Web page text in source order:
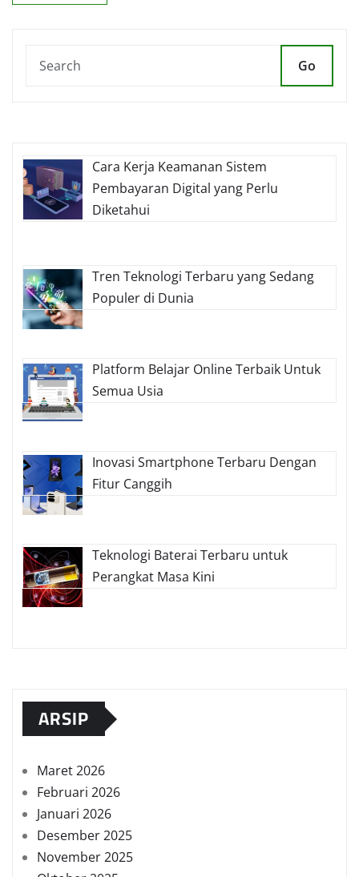
Go
Cara Kerja Keamanan Sistem
Pembayaran Digital yang Perlu
Diketahui
Tren Teknologi Terbaru yang Sedang
Populer di Dunia
Platform Belajar Online Terbaik Untuk
Semua Usia
Inovasi Smartphone Terbaru Dengan
Fitur Canggih
Teknologi Baterai Terbaru untuk
Perangkat Masa Kini
ARSIP
Maret 2026
Februari 2026
Januari 2026
Desember 2025
November 2025